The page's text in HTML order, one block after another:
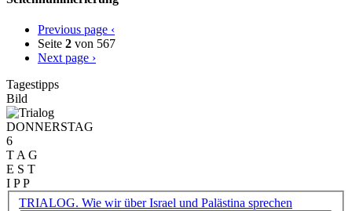
Previous page ‹
Seite 2 von 567
Next page ›
Tagestipps
Bild
DONNERSTAG
6
T A G
E S T
I P P
TRIALOG. Wie wir über Israel und Palästina sprechen